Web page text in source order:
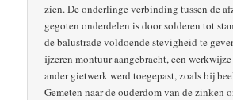
zien. De onderlinge verbinding tussen de
gegoten onderdelen is door solderen tot
de balustrade voldoende stevigheid te
ijzeren montuur aangebracht, een
ander gietwerk werd toegepast, zoals bij
Gemeten naar de ouderdom van de zinken